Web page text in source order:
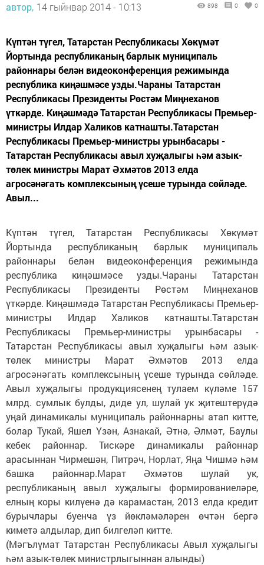
автор, 14 гыйнвар 2014 - 10:13 898 0 0
Күптән түгел, Татарстан Республикасы Хөкүмәт
Йортында республиканың барлык муниципаль
районнары белән видеоконференция режимында
республика киңәшмәсе узды.Чараны Татарстан
Республикасы Президенты Рөстәм Миңнеханов
үткәрде. Киңәшмәдә Татарстан Республикасы Премьер-
министры Илдар Халиков катнашты.Татарстан
Республикасы Премьер-министры урынбасары -
Татарстан Республикасы авыл хуҗалыгы һәм азык-
төлек министры Марат Әхмәтов 2013 елда
агросәнәгать комплексының үсеше турында сөйләде.
Авыл...
Күптән түгел, Татарстан Республикасы Хөкүмәт
Йортында республиканың барлык муниципаль
районнары белән видеоконференция режимында
республика киңәшмәсе узды.Чараны Татарстан
Республикасы Президенты Рөстәм Миңнеханов
үткәрде. Киңәшмәдә Татарстан Республикасы Премьер-
министры Илдар Халиков катнашты.Татарстан
Республикасы Премьер-министры урынбасары -
Татарстан Республикасы авыл хуҗалыгы һәм азык-
төлек министры Марат Әхмәтов 2013 елда
агросәнәгать комплексының үсеше турында сөйләде.
Авыл хуҗалыгы продукциясенең тулаем күләме 157
млрд. сумлык булды, диде ул, шулай ук җитештерүдә
уңай динамикалы муниципаль районнарны атап китте,
болар Тукай, Яшел Үзән, Азнакай, Әтнә, Әлмәт, Баулы
кебек районнар. Тискәре динамикалы районнар
арасыннан Чирмешән, Питрәч, Норлат, Яңа Чишмә һәм
башка районнар.Марат Әхмәтов шулай ук,
республиканың авыл хуҗалыгы формированиеләре,
елның коры килүенә дә карамастан, 2013 елда кредит
бурычлары буенча үз йөкләмәләрен өчтән бергә
киметә алдылар, дип билгеләп китте.
(Мәгълүмат Татарстан Республикасы Авыл хуҗалыгы
һәм азык-төлек министрлыгыннан алынды)